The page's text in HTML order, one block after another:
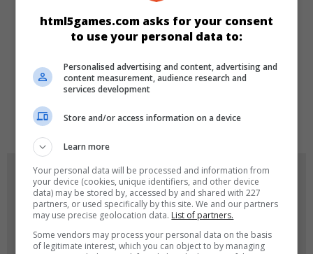
Action Skill
SPRACHEN
de tr en
SPIEL-ICONS
html5games.com asks for your consent
to use your personal data to:
Personalised advertising and content, advertising and
content measurement, audience research and
services development
Store and/or access information on a device
Learn more
Your personal data will be processed and information from
your device (cookies, unique identifiers, and other device
data) may be stored by, accessed by and shared with 227
partners, or used specifically by this site. We and our partners
may use precise geolocation data. List of partners.
Some vendors may process your personal data on the basis
of legitimate interest, which you can object to by managing